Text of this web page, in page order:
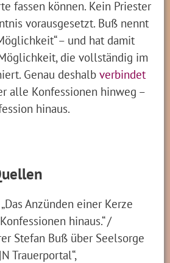
fassen können. Kein Priester
vorausgesetzt. Buß nennt
– und hat damit
die vollständig im
Genau deshalbverbindet
alle Konfessionen hinweg –
hinaus.
Anzünden einer Kerze
hinaus.“ /
Stefan Buß über Seelsorge
Trauerportal“,